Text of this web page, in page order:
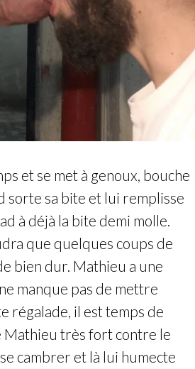
et se met à genoux, bouche
sorte sa bite et lui remplisse
à déjà la bite demi molle.
que quelques coups de
bien dur. Mathieu a une
manque pas de mettre
régalade, il est temps de
Mathieu très fort contre le
cambrer et là lui humecte